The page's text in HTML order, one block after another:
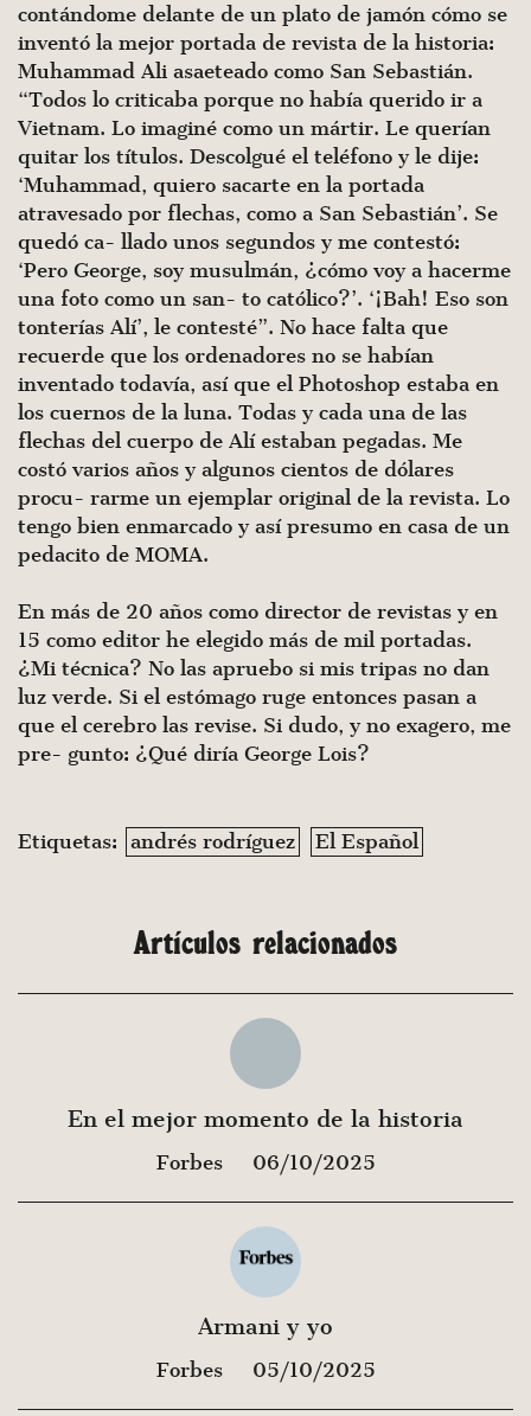
contándome delante de un plato de jamón cómo se
inventó la mejor portada de revista de la historia:
Muhammad Ali asaeteado como San Sebastián.
“Todos lo criticaba porque no había querido ir a
Vietnam. Lo imaginé como un mártir. Le querían
quitar los títulos. Descolgué el teléfono y le dije:
‘Muhammad, quiero sacarte en la portada
atravesado por flechas, como a San Sebastián’. Se
quedó ca- llado unos segundos y me contestó:
‘Pero George, soy musulmán, ¿cómo voy a hacerme
una foto como un san- to católico?’. ‘¡Bah! Eso son
tonterías Alí’, le contesté”. No hace falta que
recuerde que los ordenadores no se habían
inventado todavía, así que el Photoshop estaba en
los cuernos de la luna. Todas y cada una de las
flechas del cuerpo de Alí estaban pegadas. Me
costó varios años y algunos cientos de dólares
procu- rarme un ejemplar original de la revista. Lo
tengo bien enmarcado y así presumo en casa de un
pedacito de MOMA.
En más de 20 años como director de revistas y en
15 como editor he elegido más de mil portadas.
¿Mi técnica? No las apruebo si mis tripas no dan
luz verde. Si el estómago ruge entonces pasan a
que el cerebro las revise. Si dudo, y no exagero, me
pre- gunto: ¿Qué diría George Lois?
Etiquetas: andrés rodríguez El Español
Artículos relacionados
En el mejor momento de la historia
Forbes 06/10/2025
Armani y yo
Forbes 05/10/2025